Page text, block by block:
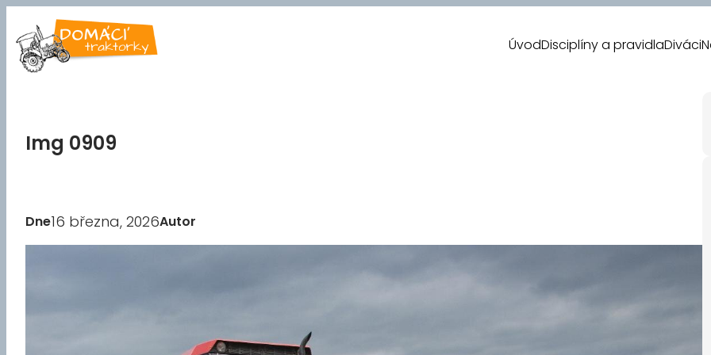
Přeskočit
na
obsah
ÚvodDisciplíny a pravidlaDiváci
Img 0909
Dne16 března, 2026Autor